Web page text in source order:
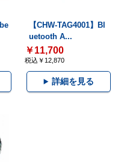
【CHW-TAG4001】Bl
uetooth A...
￥11,700
税込￥12,870
詳細を見る